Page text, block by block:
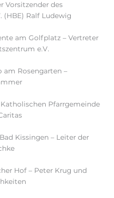
Vorsitzender des
(HBE) Ralf Ludewig
am Golfplatz – Vertreter
e.V.
am Rosengarten –
Pfarrgemeinde
Kissingen – Leiter der
Hof – Peter Krug und